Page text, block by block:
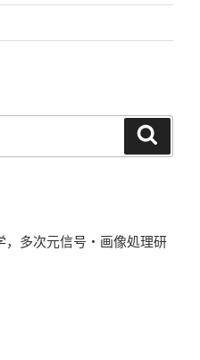
多次元信号・画像処理研